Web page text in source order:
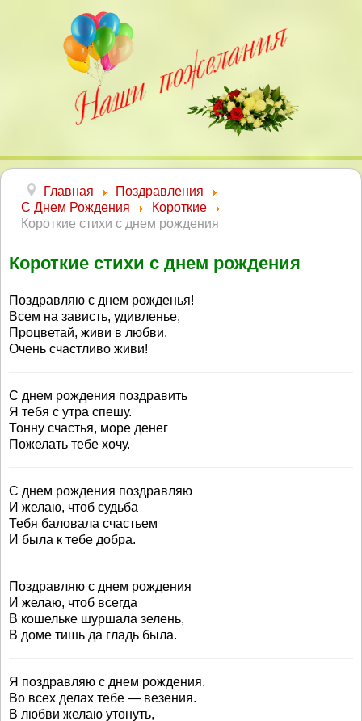
Главная
Поздравления
С Днем Рождения
Короткие
Короткие стихи с днем рождения
Короткие стихи с днем рождения
Поздравляю с днем рожденья!
Всем на зависть, удивленье,
Процветай, живи в любви.
Очень счастливо живи!
С днем рождения поздравить
Я тебя с утра спешу.
Тонну счастья, море денег
Пожелать тебе хочу.
С днем рождения поздравляю
И желаю, чтоб судьба
Тебя баловала счастьем
И была к тебе добра.
Поздравляю с днем рождения
И желаю, чтоб всегда
В кошельке шуршала зелень,
В доме тишь да гладь была.
Я поздравляю с днем рождения.
Во всех делах тебе — везения.
В любви желаю утонуть,